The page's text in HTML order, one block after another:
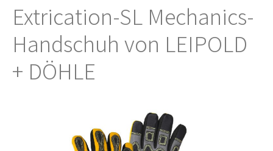
Extrication-SL Mechanics-
Handschuh von LEIPOLD
+ DÖHLE